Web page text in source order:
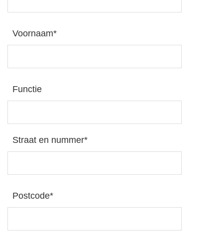
Voornaam*
Functie
Straat en nummer*
Postcode*